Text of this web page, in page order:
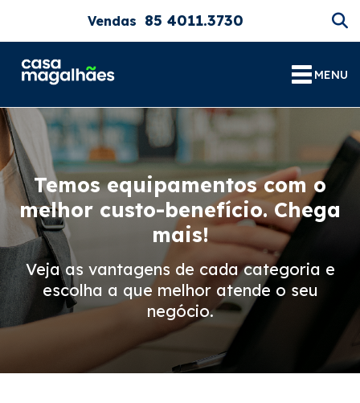
Vendas 85 4011.3730
MENU
Temos equipamentos com o
melhor custo-benefício. Chega
mais!
Veja as vantagens de cada categoria e
escolha a que melhor atende o seu
negócio.